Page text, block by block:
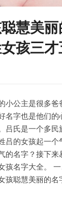
慧美
孩三
小公主是很多爸
名字也是他们
吕氏是一个多
吕的女孩起一个
的名字？接下
孩名字大全。
孩聪慧美丽的名